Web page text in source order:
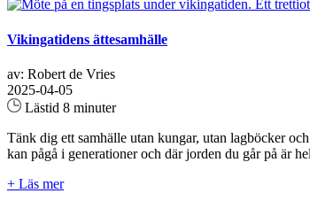
Vikingatidens ättesamhälle
av: Robert de Vries
2025-04-05
Lästid 8 minuter
Tänk dig ett samhälle utan kungar, utan lagböcker
kan pågå i generationer och där jorden du går på är
+ Läs mer